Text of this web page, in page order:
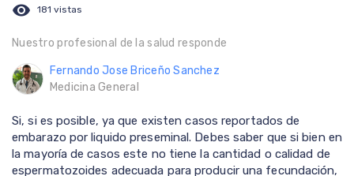
visibility 181 vistas
Nuestro profesional de la salud responde
Fernando Jose Briceño Sanchez
Medicina General
Si, si es posible, ya que existen casos reportados de
embarazo por liquido preseminal. Debes saber que si bien en
la mayoría de casos este no tiene la cantidad o calidad de
espermatozoides adecuada para producir una fecundación,